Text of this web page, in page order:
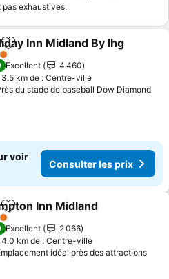
exhaustives.
Ajouter à mes favoris
Inn Midland By Ihg
Excellent
4 460
3.5 km de : Centre-ville
du stade de baseball Dow Diamond
voir
Consulter les prix
Ajouter à mes favoris
Inn Midland
Excellent
2 066
4.0 km de : Centre-ville
idéal près des attractions